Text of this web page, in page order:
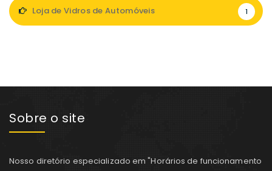
Loja de Vidros de Automóveis 1
Sobre o site
Nosso diretório especializado em "Horários de funcionamento